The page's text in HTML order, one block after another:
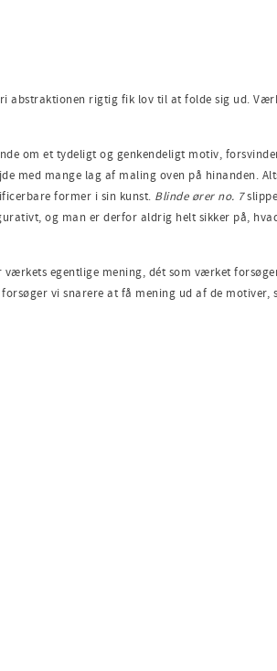
abstraktionen rigtig fik lov til at folde sig ud.
om et tydeligt og genkendeligt motiv,
med mange lag af maling oven på hinanden.
former i sin kunst. Blinde ører no. 7
og man er derfor aldrig helt sikker på,
egentlige mening, dét som værket
vi snarere at få mening ud af de